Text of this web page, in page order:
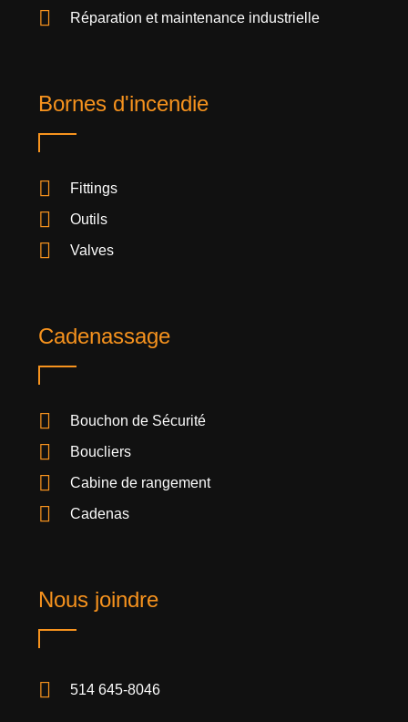
Réparation et maintenance industrielle
Bornes d'incendie
Fittings
Outils
Valves
Cadenassage
Bouchon de Sécurité
Boucliers
Cabine de rangement
Cadenas
Nous joindre
514 645-8046